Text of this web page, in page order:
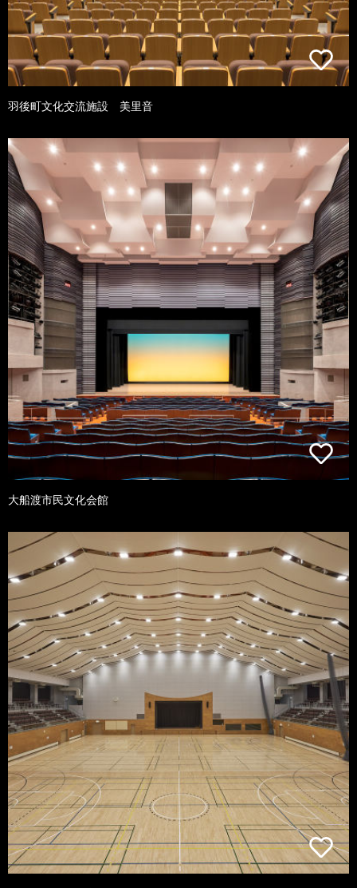
羽後町文化交流施設 美里音
大船渡市民文化会館